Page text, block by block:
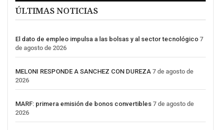
ÚLTIMAS NOTICIAS
El dato de empleo impulsa a las bolsas y al sector tecnológico 7
de agosto de 2026
MELONI RESPONDE A SANCHEZ CON DUREZA 7 de agosto de
2026
MARF: primera emisión de bonos convertibles 7 de agosto de
2026